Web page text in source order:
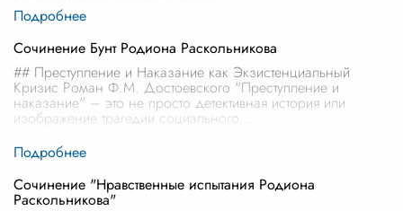
Сочинение Бунт Родиона Раскольникова
## Преступление и Наказание как Экзистенциальный
Кризис Роман Ф.М. Достоевского "Преступление и
наказание" – это не просто детективная история или
изображение трагедии социального
Сочинение "Нравственные испытания Родиона
Раскольникова"